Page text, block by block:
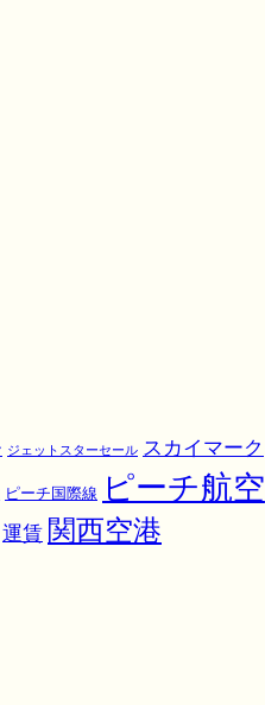
ジェットスターセール スカイマーク
ピーチ国際線 ピーチ航空
運賃 関西空港